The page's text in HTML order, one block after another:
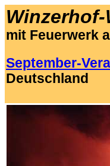
Winzerhof-
mit Feuerwerk
September-
Deutschland